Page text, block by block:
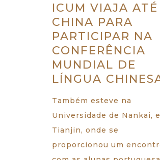
ICUM VIAJA
CHINA PARA
PARTICIPAR NA
CONFERÊNCIA
MUNDIAL DE
LÍNGUA
Também esteve na
Universidade de Nankai,
Tianjin, onde se
proporcionou um